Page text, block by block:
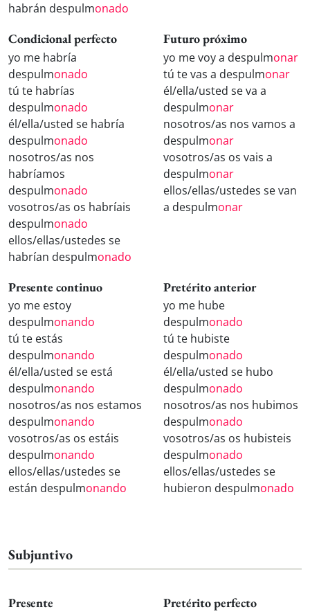
habrán despulmonado
Condicional perfecto
yo me habría
despulmonado
tú te habrías
despulmonado
él/ella/usted se habría
despulmonado
nosotros/as nos
habríamos
despulmonado
vosotros/as os habríais
despulmonado
ellos/ellas/ustedes se
habrían despulmonado
Futuro próximo
yo me voy a despulmonar
tú te vas a despulmonar
él/ella/usted se va a
despulmonar
nosotros/as nos vamos a
despulmonar
vosotros/as os vais a
despulmonar
ellos/ellas/ustedes se van
a despulmonar
Presente continuo
yo me estoy
despulmonando
tú te estás
despulmonando
él/ella/usted se está
despulmonando
nosotros/as nos estamos
despulmonando
vosotros/as os estáis
despulmonando
ellos/ellas/ustedes se
están despulmonando
Pretérito anterior
yo me hube
despulmonado
tú te hubiste
despulmonado
él/ella/usted se hubo
despulmonado
nosotros/as nos hubimos
despulmonado
vosotros/as os hubisteis
despulmonado
ellos/ellas/ustedes se
hubieron despulmonado
Subjuntivo
Presente Pretérito perfecto